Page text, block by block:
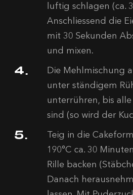
luftig schlagen (ca.
Anschliessend die
mit 30 Sekunden
und mixen.
Die Mehlmischung
unter ständigem
unterrühren, bis
sind (so wird der
Teig in die
190°C ca. 30
Rille backen
Danach